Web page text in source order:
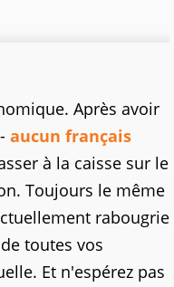
Après avoir
aucun français
à la caisse sur le
Toujours le même
rabougrie
toutes vos
Et n'espérez pas